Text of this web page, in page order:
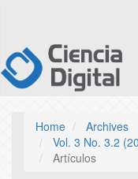
page
content
Main
Content
Sidebar
Home
Archives
Vol. 3 No. 3.2
Artículos